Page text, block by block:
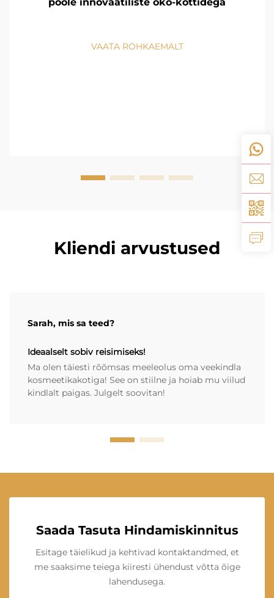
VAATA ROHKAEMALT
Kliendi arvustused
Sarah, mis sa teed?
Ideaalselt sobiv reisimiseks!
Ma olen täiesti rõõmsas meeleolus oma veekindla
kosmeetikakotiga! See on stiilne ja hoiab mu viilud
kindlalt paigas. Julgelt soovitan!
Saada Tasuta Hindamiskinnitus
Esitage täielikud ja kehtivad kontaktandmed, et
me saaksime teiega kiiresti ühendust võtta õige
lahendusega.